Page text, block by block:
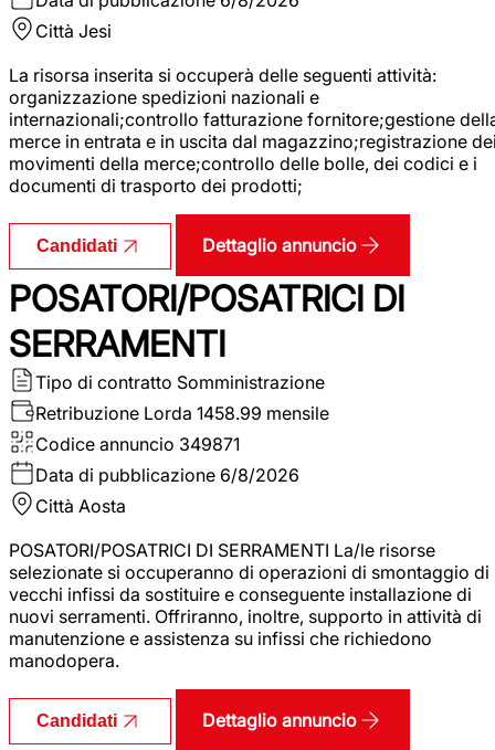
Città Jesi
La risorsa inserita si occuperà delle seguenti attività:
organizzazione spedizioni nazionali e
internazionali;controllo fatturazione fornitore;gestione
merce in entrata e in uscita dal magazzino;registrazione
movimenti della merce;controllo delle bolle, dei codici e i
documenti di trasporto dei prodotti;
Candidati Dettaglio annuncio
POSATORI/POSATRICI DI
SERRAMENTI
Tipo di contratto Somministrazione
Retribuzione Lorda 1458.99 mensile
Codice annuncio 349871
Data di pubblicazione 6/8/2026
Città Aosta
POSATORI/POSATRICI DI SERRAMENTI La/le risorse
selezionate si occuperanno di operazioni di smontaggio di
vecchi infissi da sostituire e conseguente installazione di
nuovi serramenti. Offriranno, inoltre, supporto in attività di
manutenzione e assistenza su infissi che richiedono
manodopera.
Candidati Dettaglio annuncio